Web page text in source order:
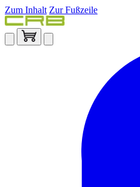
Zum Inhalt Zur Fußzeile